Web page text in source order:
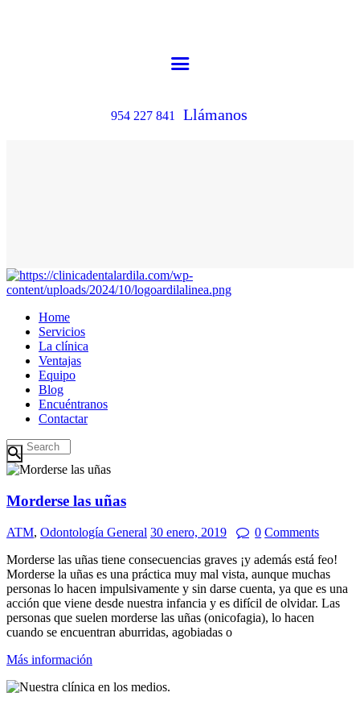
954 227 841 Llámanos
Home
Servicios
La clínica
Ventajas
Equipo
Blog
Encuéntranos
Contactar
Morderse las uñas
ATM, Odontología General 30 enero, 2019 0 Comments
Morderse las uñas tiene consecuencias graves ¡y además está feo!
Morderse la uñas es una práctica muy mal vista, aunque muchas
personas lo hacen impulsivamente y sin darse cuenta, ya que es una
acción que viene desde nuestra infancia y es difícil de olvidar. Las
personas que suelen morderse las uñas (onicofagia), lo hacen
cuando se encuentran aburridas, agobiadas o
Más información